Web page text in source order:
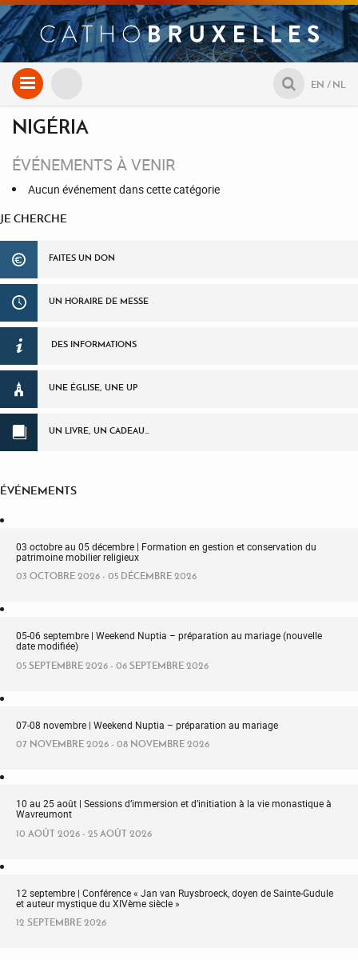
Aller
au
NL
EN
NIGÉRIA
ÉVÉNEMENTS À VENIR
Aucun événement dans cette catégorie
JE CHERCHE
FAITES UN DON
UN HORAIRE DE MESSE
DES INFORMATIONS
UNE ÉGLISE, UNE UP
UN LIVRE, UN CADEAU…
ÉVÉNEMENTS
03 octobre au 05 décembre | Formation en gestion et conservation du
patrimoine mobilier religieux
03 OCTOBRE 2026 - 05 DÉCEMBRE 2026
05-06 septembre | Weekend Nuptia – préparation au mariage (nouvelle
date modifiée)
05 SEPTEMBRE 2026 - 06 SEPTEMBRE 2026
07-08 novembre | Weekend Nuptia – préparation au mariage
07 NOVEMBRE 2026 - 08 NOVEMBRE 2026
10 au 25 août | Sessions d’immersion et d’initiation à la vie monastique à
Wavreumont
10 AOÛT 2026 - 25 AOÛT 2026
12 septembre | Conférence « Jan van Ruysbroeck, doyen de Sainte-Gudule
et auteur mystique du XIVème siècle »
12 SEPTEMBRE 2026